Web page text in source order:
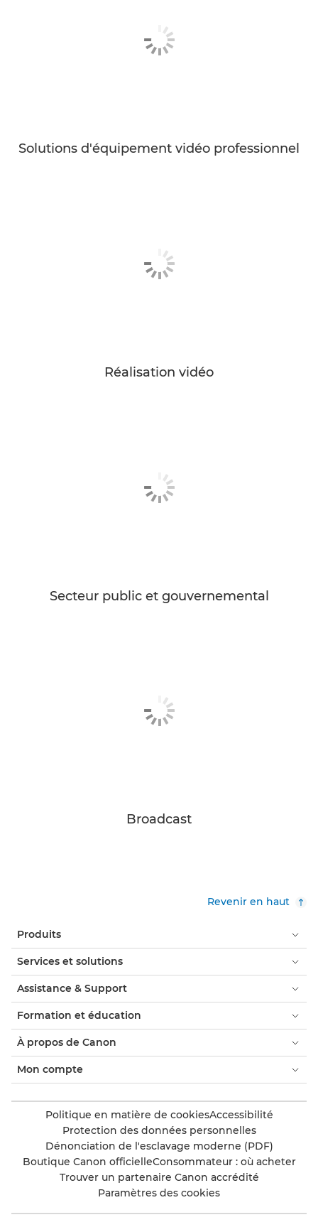
Solutions d'équipement vidéo professionnel
Réalisation vidéo
Secteur public et gouvernemental
Broadcast
Revenir en haut
Produits
Services et solutions
Assistance & Support
Formation et éducation
À propos de Canon
Mon compte
Politique en matière de cookiesAccessibilité
Protection des données personnelles
Dénonciation de l'esclavage moderne (PDF)
Boutique Canon officielleConsommateur : où acheter
Trouver un partenaire Canon accrédité
Paramètres des cookies